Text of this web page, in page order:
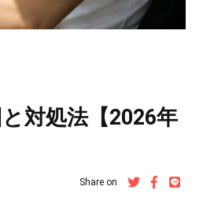
対処法【2026年
Share on